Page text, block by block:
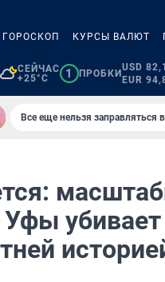
ГОРОСКОП КУРСЫ ВАЛЮТ
СЕЙЧАС
+25°C
1 ПРОБКИ
USD
EUR
Все еще нельзя заправляться
Уфы